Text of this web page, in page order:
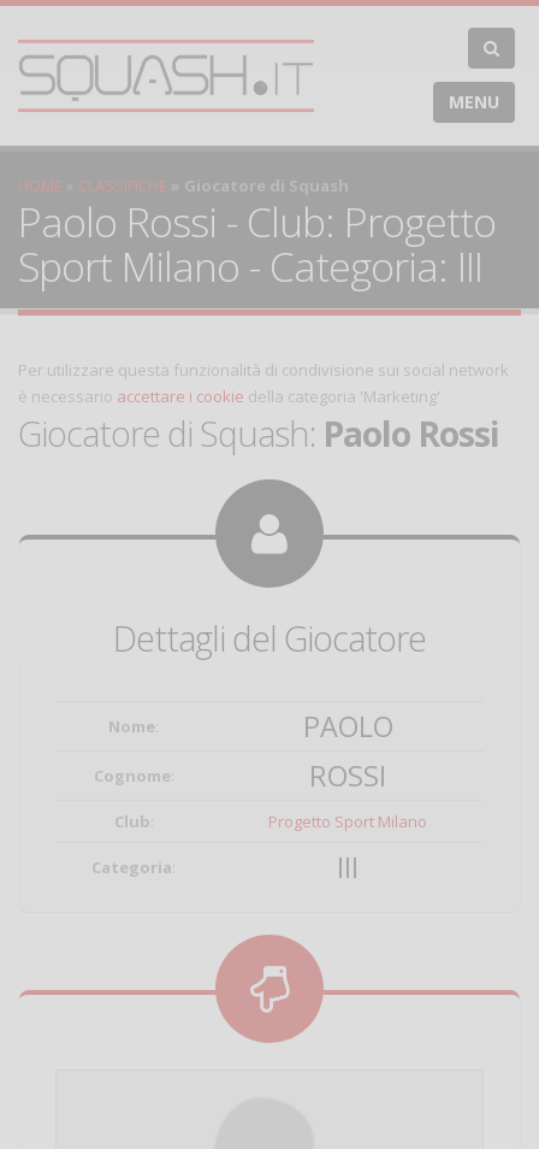
MENU
HOME CLASSIFICHE Giocatore di Squash
Paolo Rossi - Club: Progetto
Sport Milano - Categoria: III
Per utilizzare questa funzionalità di condivisione sui social network
è necessario accettare i cookie della categoria 'Marketing'
Giocatore di Squash: Paolo Rossi
Dettagli del Giocatore
Nome: PAOLO
Cognome: ROSSI
Club: Progetto Sport Milano
Categoria: III